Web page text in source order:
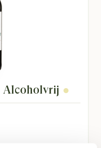
Alcoholvrij